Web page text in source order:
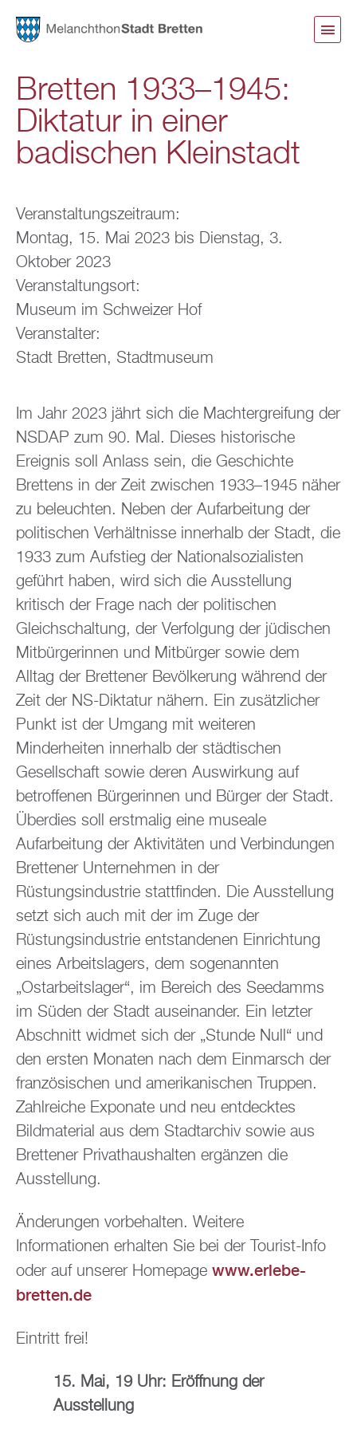
Bretten 1933–1945:
Diktatur in einer
badischen Kleinstadt
Veranstaltungszeitraum:
Montag, 15. Mai 2023 bis Dienstag, 3.
Oktober 2023
Veranstaltungsort:
Museum im Schweizer Hof
Veranstalter:
Stadt Bretten, Stadtmuseum
Im Jahr 2023 jährt sich die Machtergreifung der
NSDAP zum 90. Mal. Dieses historische
Ereignis soll Anlass sein, die Geschichte
Brettens in der Zeit zwischen 1933–1945 näher
zu beleuchten. Neben der Aufarbeitung der
politischen Verhältnisse innerhalb der Stadt, die
1933 zum Aufstieg der Nationalsozialisten
geführt haben, wird sich die Ausstellung
kritisch der Frage nach der politischen
Gleichschaltung, der Verfolgung der jüdischen
Mitbürgerinnen und Mitbürger sowie dem
Alltag der Brettener Bevölkerung während der
Zeit der NS-Diktatur nähern. Ein zusätzlicher
Punkt ist der Umgang mit weiteren
Minderheiten innerhalb der städtischen
Gesellschaft sowie deren Auswirkung auf
betroffenen Bürgerinnen und Bürger der Stadt.
Überdies soll erstmalig eine museale
Aufarbeitung der Aktivitäten und Verbindungen
Brettener Unternehmen in der
Rüstungsindustrie stattfinden. Die Ausstellung
setzt sich auch mit der im Zuge der
Rüstungsindustrie entstandenen Einrichtung
eines Arbeitslagers, dem sogenannten
„Ostarbeitslager“, im Bereich des Seedamms
im Süden der Stadt auseinander. Ein letzter
Abschnitt widmet sich der „Stunde Null“ und
den ersten Monaten nach dem Einmarsch der
französischen und amerikanischen Truppen.
Zahlreiche Exponate und neu entdecktes
Bildmaterial aus dem Stadtarchiv sowie aus
Brettener Privathaushalten ergänzen die
Ausstellung.
Änderungen vorbehalten. Weitere
Informationen erhalten Sie bei der Tourist-Info
oder auf unserer Homepage www.erlebe-
bretten.de
Eintritt frei!
15. Mai, 19 Uhr: Eröffnung der
Ausstellung